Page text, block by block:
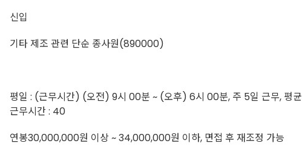
신입
기타 제조 관련 단순 종사원(890000)
평일 : (근무시간) (오전) 9시 00분 ~ (오후) 6시 00분, 주 5일 근무, 평균
근무시간 : 40
연봉30,000,000원 이상 ~ 34,000,000원 이하, 면접 후 재조정 가능